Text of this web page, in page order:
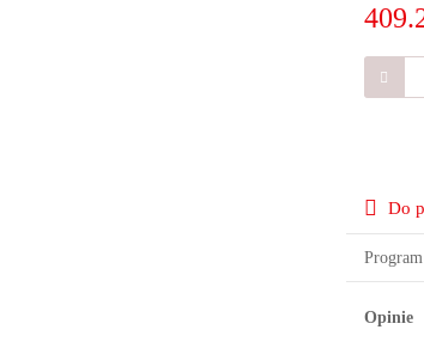
Do
Opinie